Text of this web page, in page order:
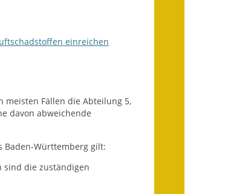
Notfallplanung
Schadensmeldung
einreichen
meisten Fällen die Abteilung 5,
davon abweichende
Baden-Württemberg gilt:
sind die zuständigen